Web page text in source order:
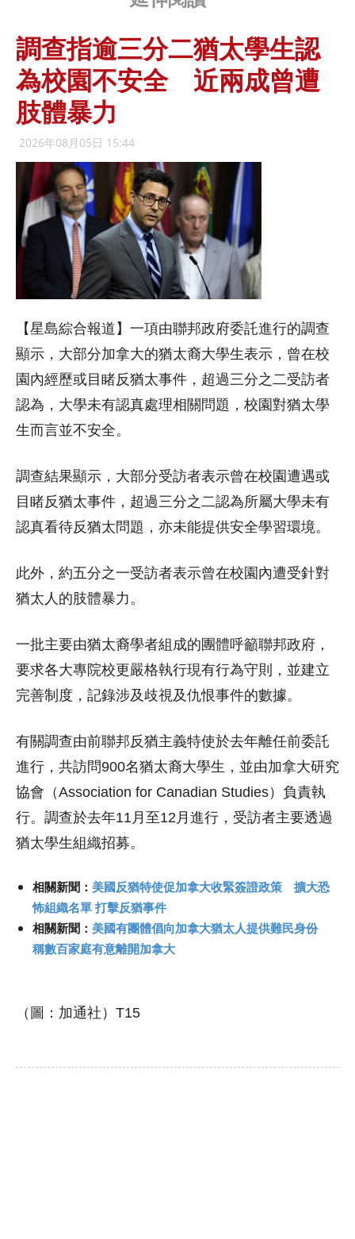
調查指逾三分二猶太學生認
為校園不安全 近兩成曾遭
肢體暴力
2026年08月05日 15:44
【星島綜合報道】一項由聯邦政府委託進行的調查
顯示，大部分加拿大的猶太裔大學生表示，曾在校
園內經歷或目睹反猶太事件，超過三分之二受訪者
認為，大學未有認真處理相關問題，校園對猶太學
生而言並不安全。
調查結果顯示，大部分受訪者表示曾在校園遭遇或
目睹反猶太事件，超過三分之二認為所屬大學未有
認真看待反猶太問題，亦未能提供安全學習環境。
此外，約五分之一受訪者表示曾在校園內遭受針對
猶太人的肢體暴力。
一批主要由猶太裔學者組成的團體呼籲聯邦政府，
要求各大專院校更嚴格執行現有行為守則，並建立
完善制度，記錄涉及歧視及仇恨事件的數據。
有關調查由前聯邦反猶主義特使於去年離任前委託
進行，共訪問900名猶太裔大學生，並由加拿大研究
協會（Association for Canadian Studies）負責執
行。調查於去年11月至12月進行，受訪者主要透過
猶太學生組織招募。
相關新聞： 美國反猶特使促加拿大收緊簽證政策 擴大恐
怖組織名單 打擊反猶事件
相關新聞： 美國有團體倡向加拿大猶太人提供難民身份
稱數百家庭有意離開加拿大
（圖：加通社）T15